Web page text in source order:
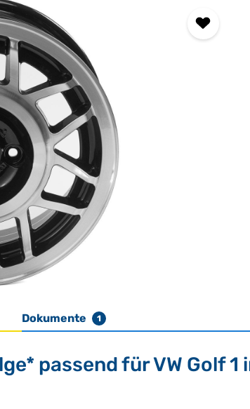
Dokumente 1
passend für VW Golf 1